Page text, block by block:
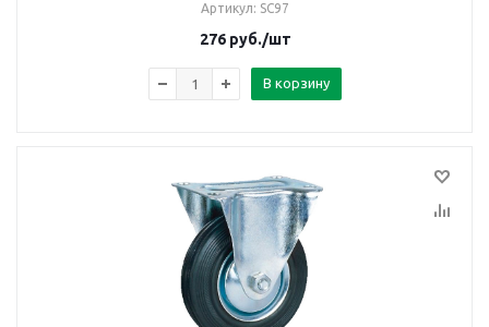
Артикул: SC97
276руб./шт
В корзину